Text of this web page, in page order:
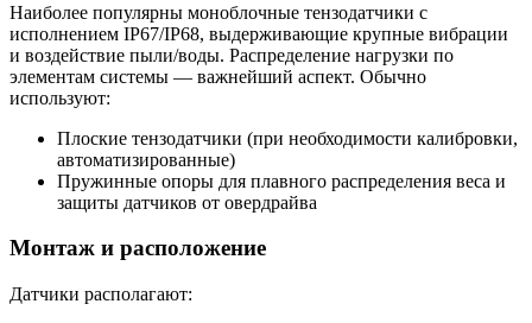
Наиболее популярны моноблочные тензодатчики с
исполнением IP67/IP68, выдерживающие крупные вибрации
и воздействие пыли/воды. Распределение нагрузки по
элементам системы — важнейший аспект. Обычно
используют:
Плоские тензодатчики (при необходимости калибровки,
автоматизированные)
Пружинные опоры для плавного распределения веса и
защиты датчиков от овердрайва
Монтаж и расположение
Датчики располагают: